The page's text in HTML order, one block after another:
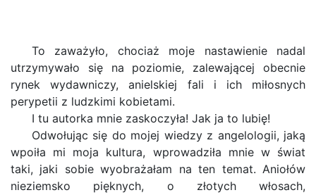
To zaważyło, chociaż moje nastawienie nadal
utrzymywało się na poziomie, zalewającej obecnie
rynek wydawniczy, anielskiej fali i ich miłosnych
perypetii z ludzkimi kobietami.
I tu autorka mnie zaskoczyła! Jak ja to lubię!
Odwołując się do mojej wiedzy z angelologii, jaką
wpoiła mi moja kultura, wprowadziła mnie w świat
taki, jaki sobie wyobrażałam na ten temat. Aniołów
nieziemsko pięknych, o złotych włosach,